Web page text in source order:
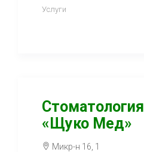
Услуги
Стоматология
«Щуко Мед»
Микр-н 16, 1